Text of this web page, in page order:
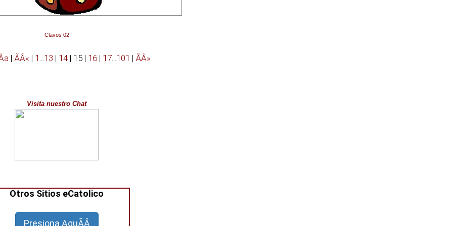
Clavos 02
| ÃÂ« | 1 ...13 | 14| 15| 16| 17...101 | ÃÂ»
Visita nuestro Chat
Otros Sitios eCatolico